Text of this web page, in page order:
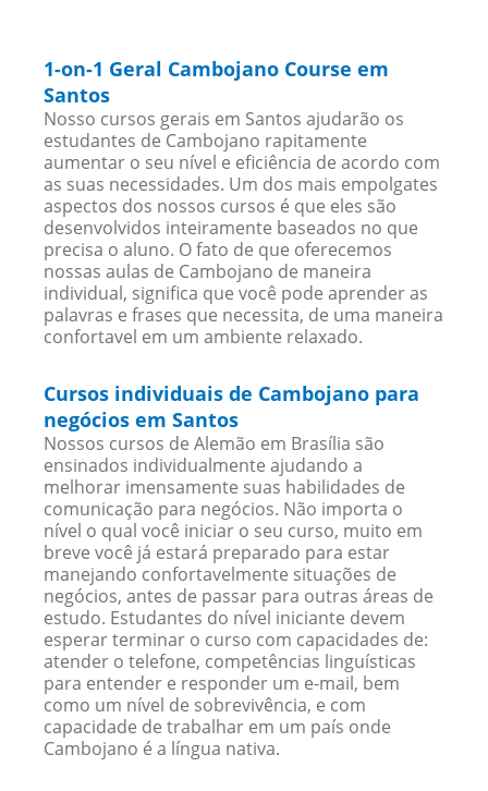
1-on-1 Geral Cambojano Course em
Santos
Nosso cursos gerais em Santos ajudarão os
estudantes de Cambojano rapitamente
aumentar o seu nível e eficiência de acordo com
as suas necessidades. Um dos mais empolgates
aspectos dos nossos cursos é que eles são
desenvolvidos inteiramente baseados no que
precisa o aluno. O fato de que oferecemos
nossas aulas de Cambojano de maneira
individual, significa que você pode aprender as
palavras e frases que necessita, de uma maneira
confortavel em um ambiente relaxado.
Cursos individuais de Cambojano para
negócios em Santos
Nossos cursos de Alemão em Brasília são
ensinados individualmente ajudando a
melhorar imensamente suas habilidades de
comunicação para negócios. Não importa o
nível o qual você iniciar o seu curso, muito em
breve você já estará preparado para estar
manejando confortavelmente situações de
negócios, antes de passar para outras áreas de
estudo. Estudantes do nível iniciante devem
esperar terminar o curso com capacidades de:
atender o telefone, competências linguísticas
para entender e responder um e-mail, bem
como um nível de sobrevivência, e com
capacidade de trabalhar em um país onde
Cambojano é a língua nativa.